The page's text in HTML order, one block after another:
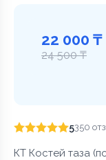
22 000 ₸
24 500 ₸
5350
КТ Костей таза